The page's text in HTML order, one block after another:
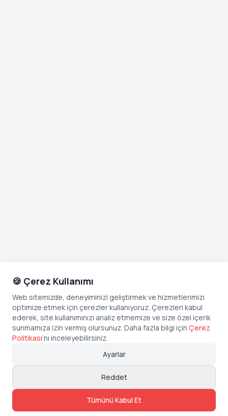
🍪 Çerez Kullanımı
Web sitemizde, deneyiminizi geliştirmek ve hizmetlerimizi
optimize etmek için çerezler kullanıyoruz. Çerezleri kabul
ederek, site kullanımınızı analiz etmemize ve size özel içerik
sunmamıza izin vermiş olursunuz. Daha fazla bilgi için Çerez
Politikası’nı inceleyebilirsiniz.
Ayarlar
Reddet
Tümünü Kabul Et